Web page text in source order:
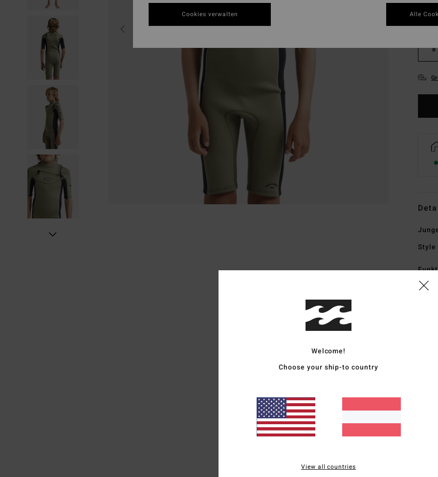
8
Style
Welcome!
Choose your ship-to country
View all countries
Cookies verwalten Alle